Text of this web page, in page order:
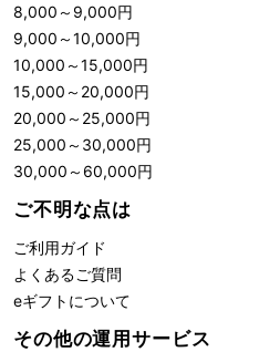
8,000 ～ 9,000円
9,000 ～10,000円
10,000 ～15,000円
15,000 ～ 20,000円
20,000 ～ 25,000円
25,000 ～ 30,000円
30,000 ～ 60,000円
ご不明な点は
ご利用ガイド
よくあるご質問
eギフトについて
その他の運用サービス